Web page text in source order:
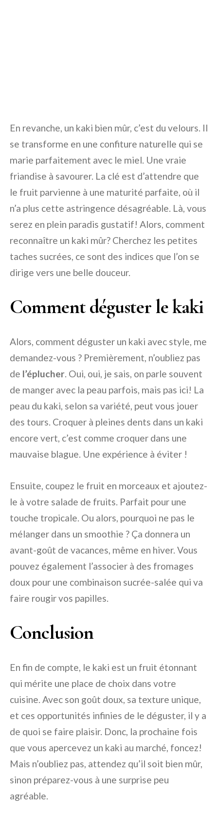
En revanche, un kaki bien mûr, c’est du velours. Il
se transforme en une confiture naturelle qui se
marie parfaitement avec le miel. Une vraie
friandise à savourer. La clé est d’attendre que
le fruit parvienne à une maturité parfaite, où il
n’a plus cette astringence désagréable. Là, vous
serez en plein paradis gustatif! Alors, comment
reconnaître un kaki mûr? Cherchez les petites
taches sucrées, ce sont des indices que l’on se
dirige vers une belle douceur.
Comment déguster le kaki
Alors, comment déguster un kaki avec style, me
demandez-vous ? Premièrement, n’oubliez pas
de l’éplucher. Oui, oui, je sais, on parle souvent
de manger avec la peau parfois, mais pas ici! La
peau du kaki, selon sa variété, peut vous jouer
des tours. Croquer à pleines dents dans un kaki
encore vert, c’est comme croquer dans une
mauvaise blague. Une expérience à éviter !
Ensuite, coupez le fruit en morceaux et ajoutez-
le à votre salade de fruits. Parfait pour une
touche tropicale. Ou alors, pourquoi ne pas le
mélanger dans un smoothie ? Ça donnera un
avant-goût de vacances, même en hiver. Vous
pouvez également l’associer à des fromages
doux pour une combinaison sucrée-salée qui va
faire rougir vos papilles.
Conclusion
En fin de compte, le kaki est un fruit étonnant
qui mérite une place de choix dans votre
cuisine. Avec son goût doux, sa texture unique,
et ces opportunités infinies de le déguster, il y a
de quoi se faire plaisir. Donc, la prochaine fois
que vous apercevez un kaki au marché, foncez!
Mais n’oubliez pas, attendez qu’il soit bien mûr,
sinon préparez-vous à une surprise peu
agréable.